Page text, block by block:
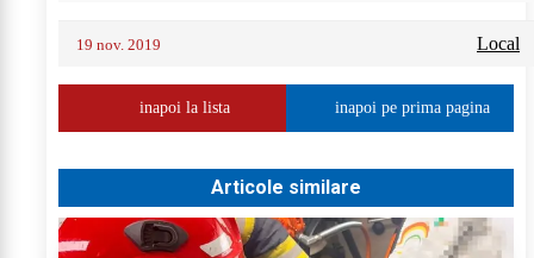
19 nov. 2019 Local
inapoi la lista inapoi pe prima pagina
Articole similare